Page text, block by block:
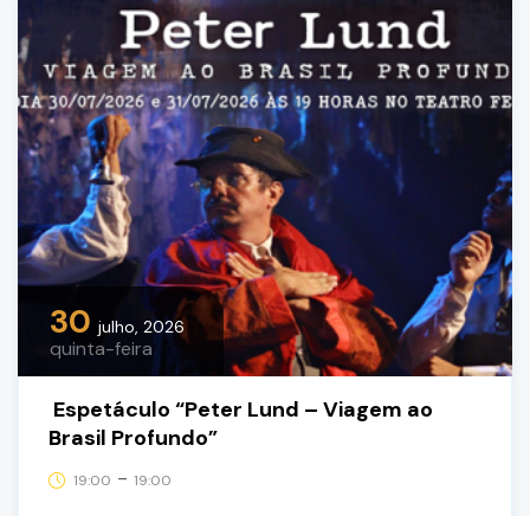
30 julho, 2026
quinta-feira
Espetáculo “Peter Lund – Viagem ao
Brasil Profundo”
19:00 - 19:00